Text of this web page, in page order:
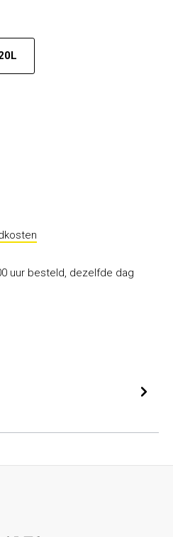
uur besteld, dezelfde dag